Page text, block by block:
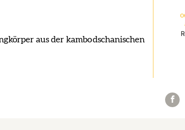
aus der kambodschanischen